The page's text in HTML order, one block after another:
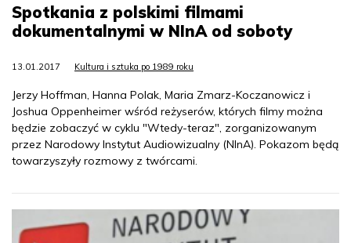
Spotkania z polskimi filmami
dokumentalnymi w NInA od soboty
13.01.2017 Kultura i sztuka po 1989 roku
Jerzy Hoffman, Hanna Polak, Maria Zmarz-Koczanowicz i
Joshua Oppenheimer wśród reżyserów, których filmy można
będzie zobaczyć w cyklu "Wtedy-teraz", zorganizowanym
przez Narodowy Instytut Audiowizualny (NInA). Pokazom będą
towarzyszyły rozmowy z twórcami.